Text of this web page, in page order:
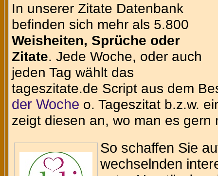
In unserer Zitate Datenbank
befinden sich mehr als 5.800
Weisheiten, Sprüche oder
Zitate. Jede Woche, oder auch
jeden Tag wählt das
tageszitate.de Script aus dem
der Woche o. Tageszitat b.z.w.
zeigt diesen an, wo man es gern
So schaffen Sie
wechselnden